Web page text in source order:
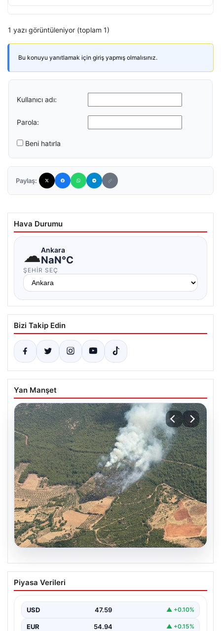
1 yazı görüntüleniyor (toplam 1)
Bu konuyu yanıtlamak için giriş yapmış olmalısınız.
Kullanıcı adı:
Parola:
Beni hatırla
Paylaş:
Hava Durumu
☁Ankara
NaN°C
ŞEHIR SEÇ
Bizi Takip Edin
Yan Manşet
Muğla Yatağan’da orman yangını
Piyasa Verileri
USD 47.59 ▲ +0.10%
EUR 54.94 ▲ +0.15%